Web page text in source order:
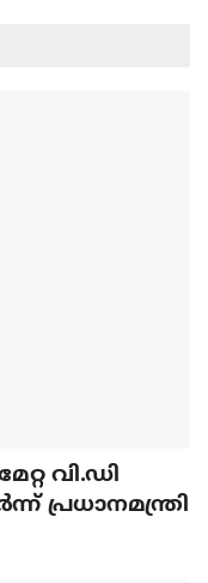
വി.ഡി